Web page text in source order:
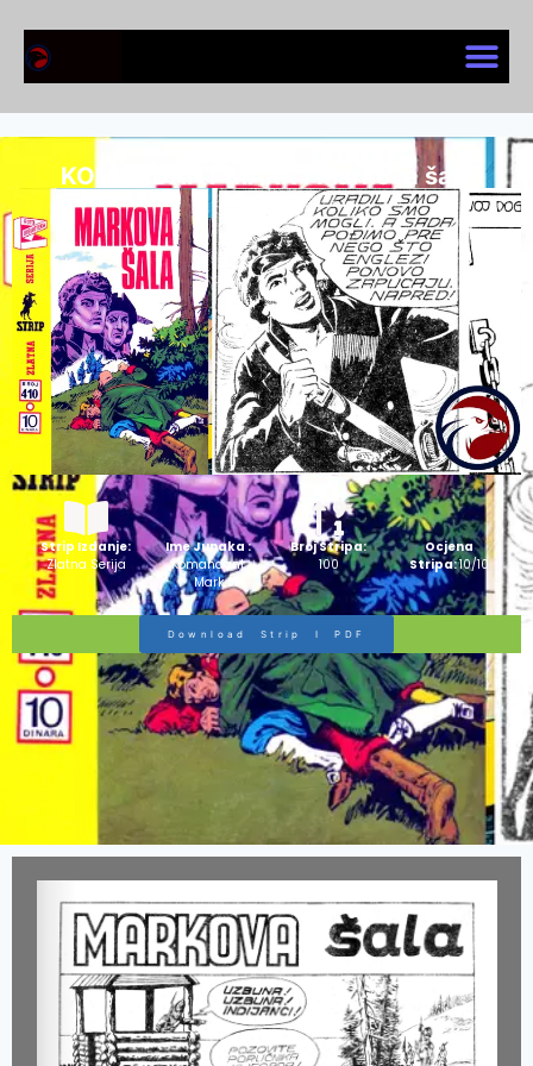
KOMANDANT MARK I Markova šala
Strip Izdanje:
Zlatna Serija
Ime Junaka :
Komandant
Mark
Broj Stripa:
100
Ocjena
Stripa:10/10
Download Strip I PDF